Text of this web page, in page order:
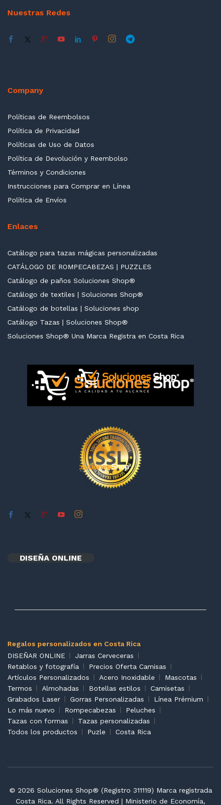
Nuestras Redes
Company
Políticas de Reembolsos
Política de Privacidad
Políticas de Uso de Datos
Política de Devolución y Reembolso
Términos y Condiciones
Instrucciones para Comprar en Línea
Política de Envíos
Enlaces
Catálogo para tazas mágicas personalizadas
CATÁLOGO DE ROMPECABEZAS | PUZZLES
Catálogo de paños Soluciones Shop®
Catálogo de textiles | Soluciones Shop®
Catálogo de botellas | Soluciones shop
Catálogo Tazas | Soluciones Shop®
Soluciones Shop® Una Marca Registra en Costa Rica
DISEÑA ONLINE
Regalos personalizados en Costa Rica
DISEÑAR ONLINE
Jarras Cerveceras
Retablos y fotografía
Precios Oferta Camisas
Artículos Personalizados
Acero Inoxidable
Mascotas
Termos
Almohadas Botellas estilos
Camisetas
Grabados Laser
Gorras Personalizadas
Línea Prémium
Lo más nuevo
Rompecabezas
Peluches
Tazas con formas
Tazas personalizadas
Todos los productos
Puzle Costa Rica
© 2026 Soluciones Shop® (Registro 311119) Marca registrada
Costa Rica. All Rights Reserved | Ministerio de Economía,